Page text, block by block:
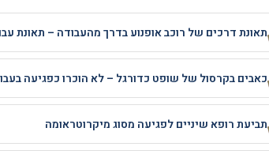
תאונת דרכים של רוכב אופנוע בדרך מהעבודה – תאונת
כאבים בקרסול של שופט כדורגל – לא הוכרו כפגיעה
תביעת רופא שיניים לפגיעה מסוג מיקרוטראומה